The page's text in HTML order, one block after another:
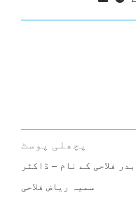
پچھلی پوسٹ
فلاحی کے نام – ڈاکٹر
سمیہ ریاض فلاحی